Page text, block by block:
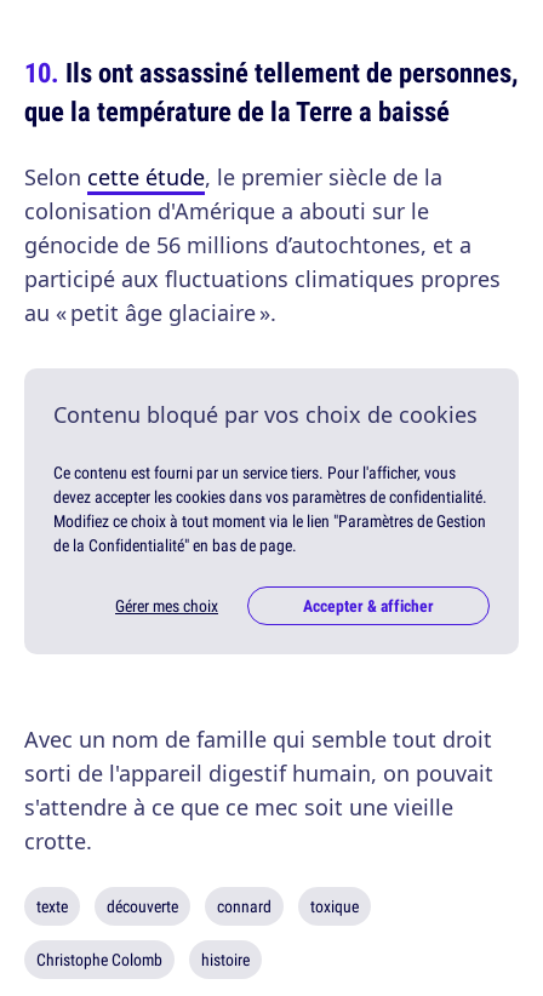
Ils ont assassiné tellement de personnes,
que la température de la Terre a baissé
Selon cette étude, le premier siècle de la
colonisation d'Amérique a abouti sur le
génocide de 56 millions d’autochtones, et a
participé aux fluctuations climatiques propres
au « petit âge glaciaire ».
Contenu bloqué par vos choix de cookies
Ce contenu est fourni par un service tiers. Pour l'afficher, vous
devez accepter les cookies dans vos paramètres de confidentialité.
Modifiez ce choix à tout moment via le lien "Paramètres de Gestion
de la Confidentialité" en bas de page.
Gérer mes choix Accepter & afficher
Avec un nom de famille qui semble tout droit
sorti de l'appareil digestif humain, on pouvait
s'attendre à ce que ce mec soit une vieille
crotte.
texte découverte connard toxique
Christophe Colomb histoire